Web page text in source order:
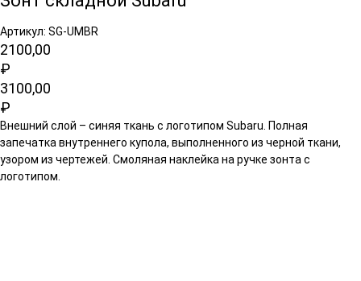
Артикул: SG-UMBR
2100,00
₽
3100,00
₽
Внешний слой – синяя ткань с логотипом Subaru. Полная
запечатка внутреннего купола, выполненного из черной ткани,
узором из чертежей. Смоляная наклейка на ручке зонта с
логотипом.